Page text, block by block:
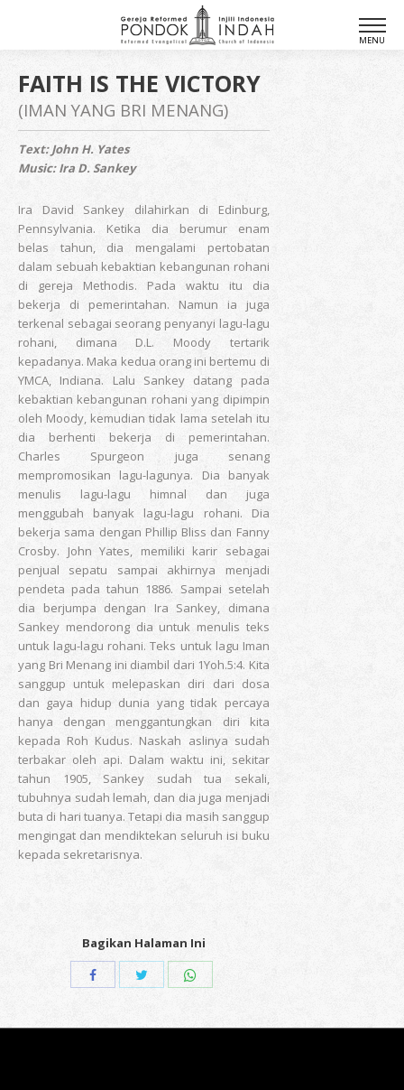
FAITH IS THE VICTORY
(IMAN YANG BRI MENANG)
Text: John H. Yates
Music: Ira D. Sankey
Ira David Sankey dilahirkan di Edinburg,
Pennsylvania. Ketika dia berumur enam
belas tahun, dia mengalami pertobatan
dalam sebuah kebaktian kebangunan rohani
di gereja Methodis. Pada waktu itu dia
bekerja di pemerintahan. Namun ia juga
terkenal sebagai seorang penyanyi lagu-lagu
rohani, dimana D.L. Moody tertarik
kepadanya. Maka kedua orang ini bertemu di
YMCA, Indiana. Lalu Sankey datang pada
kebaktian kebangunan rohani yang dipimpin
oleh Moody, kemudian tidak lama setelah itu
dia berhenti bekerja di pemerintahan.
Charles Spurgeon juga senang
mempromosikan lagu-lagunya. Dia banyak
menulis lagu-lagu himnal dan juga
menggubah banyak lagu-lagu rohani. Dia
bekerja sama dengan Phillip Bliss dan Fanny
Crosby. John Yates, memiliki karir sebagai
penjual sepatu sampai akhirnya menjadi
pendeta pada tahun 1886. Sampai setelah
dia berjumpa dengan Ira Sankey, dimana
Sankey mendorong dia untuk menulis teks
untuk lagu-lagu rohani. Teks untuk lagu Iman
yang Bri Menang ini diambil dari 1Yoh.5:4. Kita
sanggup untuk melepaskan diri dari dosa
dan gaya hidup dunia yang tidak percaya
hanya dengan menggantungkan diri kita
kepada Roh Kudus. Naskah aslinya sudah
terbakar oleh api. Dalam waktu ini, sekitar
tahun 1905, Sankey sudah tua sekali,
tubuhnya sudah lemah, dan dia juga menjadi
buta di hari tuanya. Tetapi dia masih sanggup
mengingat dan mendiktekan seluruh isi buku
kepada sekretarisnya.
Bagikan Halaman Ini
Facebook Twitter
WhatsApp